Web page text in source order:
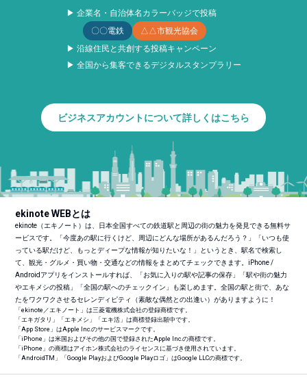
▶ 企業名・自治体名カラーバッジで投稿
〇〇電鉄
△△市観光協会
▶ 沿線住民と共創する投稿キャンペーン
▶ 全国から集客できるデジタルスタンプラリー
ビジネスアカウントについて詳しくはこちら
ekinote WEBとは
ekinote（エキノート）は、日本全国すべての鉄道駅と周辺の街の魅力を発見できる無料サ
ービスです。「今度あの駅に行くけど、周辺にどんな場所があるんだろう？」「いつも使
っている駅だけど、もっとディープな情報が知りたいな！」というとき、駅名で検索し
て、観光・グルメ・買い物・交通などの情報をまとめてチェックできます。iPhone /
Androidアプリをインストールすれば、「お気に入りの駅や記事の保存」「駅や街の魅力
やエキメシの投稿」「全国の駅へのチェックイン」も楽しめます。全国の駅と街で、あな
たをワクワクさせるセレンディピティ（素敵な偶然との出逢い）がありますように！
「ekinote／エキノート」は三菱電機株式会社の登録商標です。
「エキガタリ」「エキメシ」「エキ活」は商標登録出願中です。
「App Store」はApple Inc.のサービスマークです。
「iPhone」は米国およびその他の国で登録されたApple Inc.の商標です。
「iPhone」の商標はアイホン株式会社のライセンスに基づき使用されています。
「AndroidTM 」「Google PlayおよびGoogle Playロゴ」はGoogle LLCの商標です。